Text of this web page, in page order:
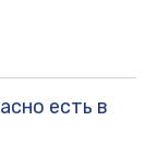
есть в